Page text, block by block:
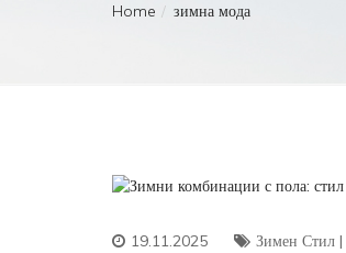
Home зимна мода
19.11.2025 Зимен Стил |